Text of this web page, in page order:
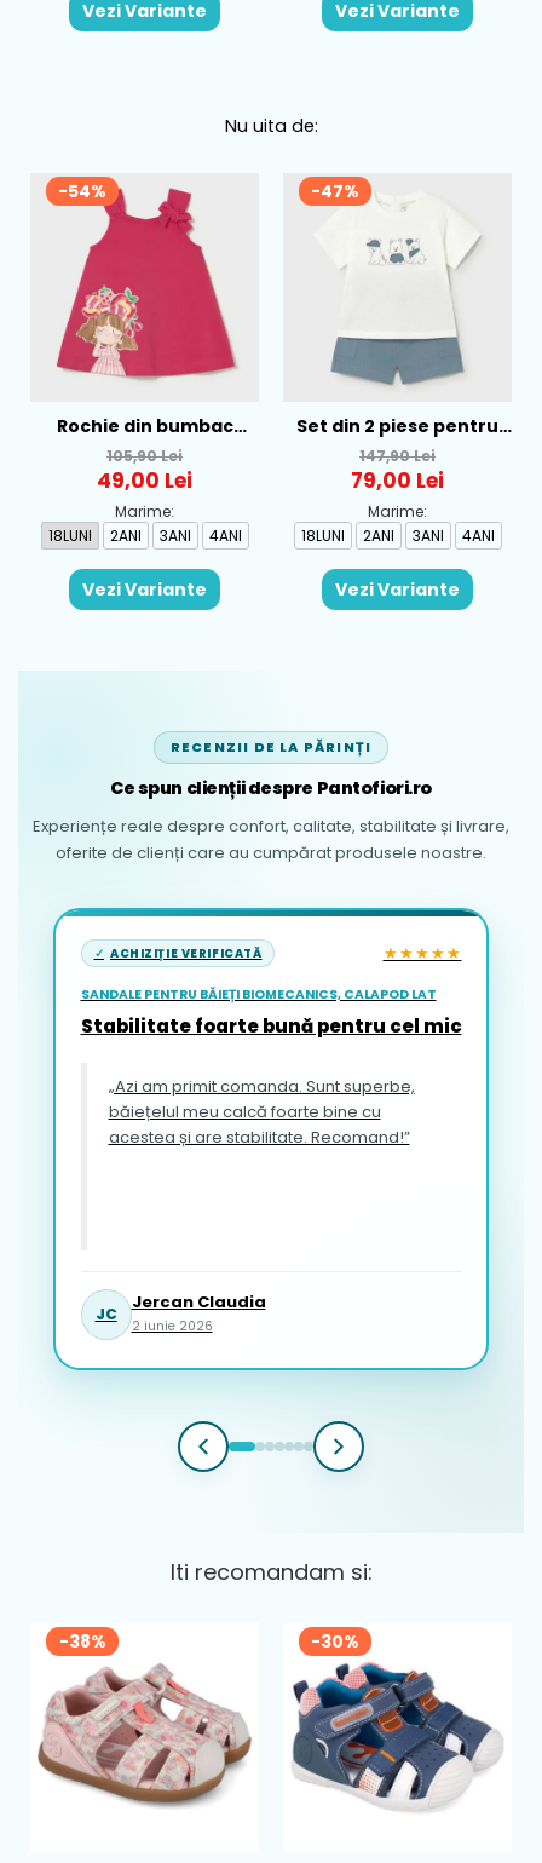
Vezi Variante Vezi Variante
Nu uita de:
-54%
Rochie din bumbac
pentru fete Mayoral,
Rosu - 1930-069
105,90 Lei
49,00 Lei
Marime:
18LUNI
2ANI 3ANI 4ANI
Vezi Variante
-47%
Set din 2 piese pentru
baieti Mayoral, Alb-
Albastru - 1665-31
147,90 Lei
79,00 Lei
Marime:
18LUNI
2ANI 3ANI 4ANI
Vezi Variante
RECENZII DE LA PĂRINȚI
Ce spun clienții despre Pantofiori.ro
Experiențe reale despre confort, calitate, stabilitate și livrare,
oferite de clienți care au cumpărat produsele noastre.
ACHIZIȚIE VERIFICATĂ ★★★★★
SANDALE PENTRU BĂIEȚI BIOMECANICS, CALAPOD LAT
Stabilitate foarte bună pentru cel mic
„Azi am primit comanda. Sunt superbe,
băiețelul meu calcă foarte bine cu
acestea și are stabilitate. Recomand!”
JC
Jercan Claudia
2 iunie 2026
Iti recomandam si:
-38% -30%